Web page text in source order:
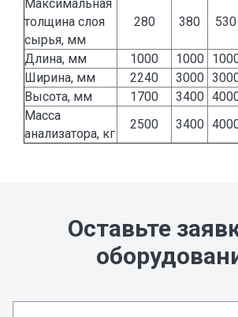
Максимальная
толщина слоя
сырья, мм
280 380 530
Длина, мм 1000 1000
Ширина, мм
2240 3000
Высота, мм
1700 3400
Масса
анализатора, кг
2500 3400
Оставьте